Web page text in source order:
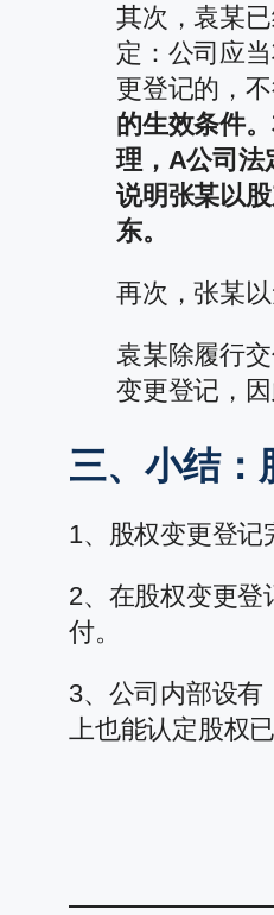
其次，袁某
定：公司应
更登记的，不
的生效条件
理，A公司法
说明张某以
东。
再次，张某
袁某除履行
变更登记，
三、小结：
1、股权变更登记
2、在股权变更
付。
3、公司内部设有
上也能认定股权